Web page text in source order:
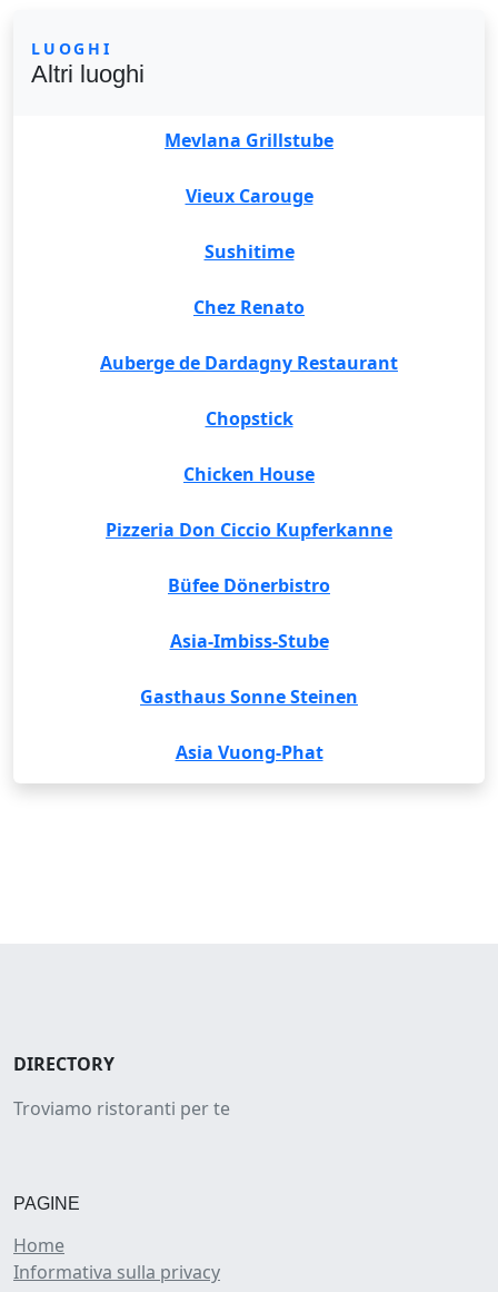
LUOGHI
Altri luoghi
Mevlana Grillstube
Vieux Carouge
Sushitime
Chez Renato
Auberge de Dardagny Restaurant
Chopstick
Chicken House
Pizzeria Don Ciccio Kupferkanne
Büfee Dönerbistro
Asia-Imbiss-Stube
Gasthaus Sonne Steinen
Asia Vuong-Phat
DIRECTORY
Troviamo ristoranti per te
PAGINE
Home
Informativa sulla privacy